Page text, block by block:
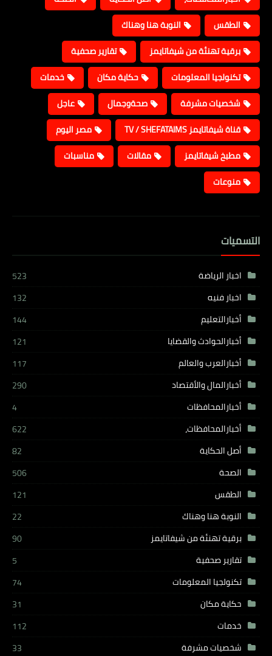
الطقس
النوبة هنا وهناك
برقية تهنئة من شيفاتايمز
تقارير صحفية
تكنولجيا المعلومات
حكاية مكان
خدمات
شخصيات مشرفة
صحةوجمال
عاجل
قناة شيفاتايمز TV / SHEFATAIMS
مصر اليوم
مطبخ شيفاتايمز
مقالات
مناسبات
منوعات
التسميات
اخبار الرياضة
523
اخبار فنيه
132
أخبارالتعليم
144
أخبارالحوادث والقضايا
121
أخبارالعرب والعالم
117
أخبارالمال والأقتصاد
290
أخبارالمحافظات
4
أخبارالمحافظات،
622
أصل الحكاية
82
الصحة
506
الطقس
121
النوبة هنا وهناك
22
برقية تهنئة من شيفاتايمز
90
تقارير صحفية
5
تكنولجيا المعلومات
74
حكاية مكان
31
خدمات
112
شخصيات مشرفة
33